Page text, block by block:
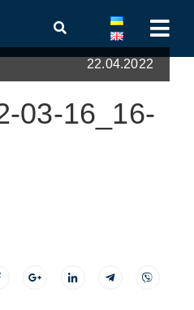
22.04.2022
03-16_16-